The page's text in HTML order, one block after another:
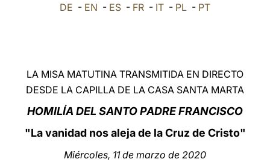
中文
LATINE
DE - EN - ES - FR - IT - PL - PT
LA MISA MATUTINA TRANSMITIDA EN DIRECTO
DESDE LA CAPILLA DE LA CASA SANTA MARTA
HOMILÍA DEL SANTO PADRE FRANCISCO
"La vanidad nos aleja de la Cruz de Cristo"
Miércoles, 11 de marzo de 2020